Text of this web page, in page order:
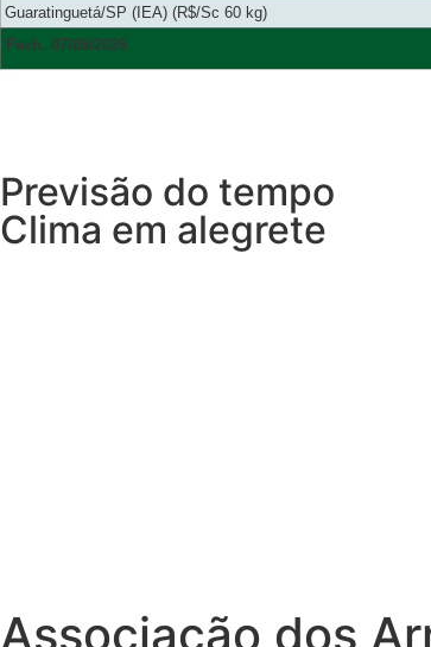
Guaratinguetá/SP (IEA) (R$/Sc 60 kg)
Fech. 07/08/2026
Previsão do tempo
Clima em alegrete
Associação dos